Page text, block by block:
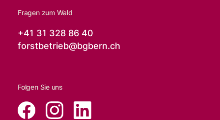
Fragen zum Wald
+41 31 328 86 40
forstbetrieb@bgbern.ch
Folgen Sie uns